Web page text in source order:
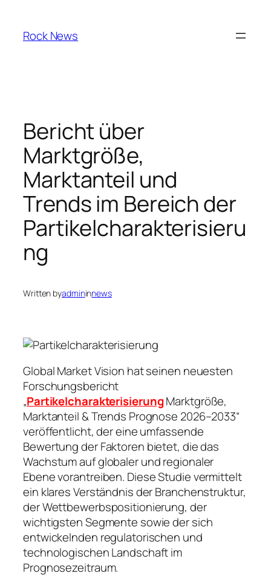
content
Rock News
Bericht über
Marktgröße,
Marktanteil und
Trends im Bereich der
Partikelcharakterisieru
ng
Written byadmininnews
Global Market Vision hat seinen neuesten
Forschungsbericht
„PartikelcharakterisierungMarktgröße,
Marktanteil & Trends Prognose 2026–2033“
veröffentlicht, der eine umfassende
Bewertung der Faktoren bietet, die das
Wachstum auf globaler und regionaler
Ebene vorantreiben. Diese Studie vermittelt
ein klares Verständnis der Branchenstruktur,
der Wettbewerbspositionierung, der
wichtigsten Segmente sowie der sich
entwickelnden regulatorischen und
technologischen Landschaft im
Prognosezeitraum.